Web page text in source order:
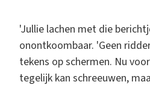
'Jullie lachen met die
onontkoombaar. 'Geen
tekens op schermen. Nu
tegelijk kan schreeuwen,